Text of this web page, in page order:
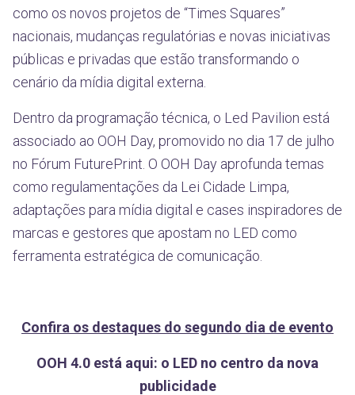
como os novos projetos de “Times Squares”
nacionais, mudanças regulatórias e novas iniciativas
públicas e privadas que estão transformando o
cenário da mídia digital externa.
Dentro da programação técnica, o Led Pavilion está
associado ao OOH Day, promovido no dia 17 de julho
no Fórum FuturePrint. O OOH Day aprofunda temas
como regulamentações da Lei Cidade Limpa,
adaptações para mídia digital e cases inspiradores de
marcas e gestores que apostam no LED como
ferramenta estratégica de comunicação.
Confira os destaques do segundo dia de evento
OOH 4.0 está aqui: o LED no centro da nova
publicidade